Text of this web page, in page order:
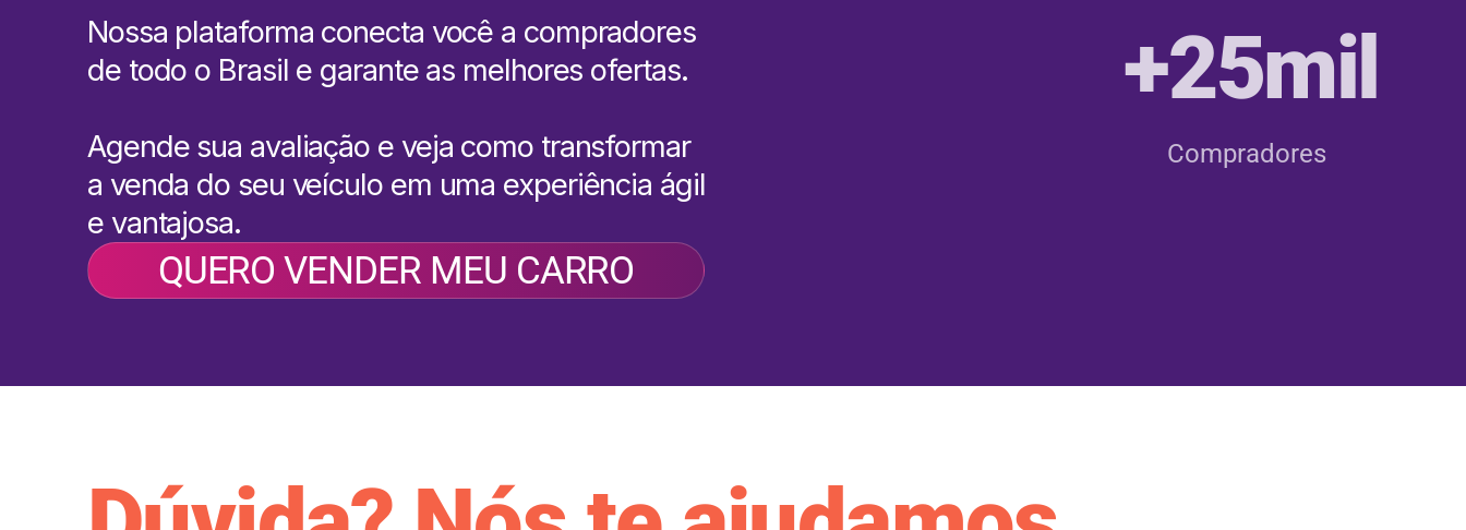
Nossa plataforma conecta você a compradores
de todo o Brasil e garante as melhores ofertas.
Agende sua avaliação e veja como transformar
a venda do seu veículo em uma experiência ágil
e vantajosa.
QUERO VENDER MEU CARRO
+25mil
Compradores